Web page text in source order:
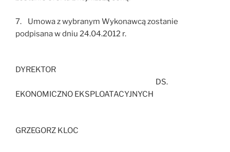
7. Umowa z wybranym Wykonawcą zostanie
podpisana w dniu 24.04.2012 r.
DYREKTOR
DS.
EKONOMICZNO EKSPLOATACYJNYCH
GRZEGORZ KLOC